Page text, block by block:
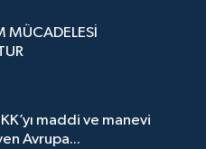
MÜCADELESİ
maddi ve manevi
Avrupa...